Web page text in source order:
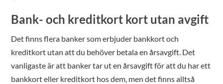
Bank- och kreditkort kort utan avgift
Det finns flera banker som erbjuder bankkort och
kreditkort utan att du behöver betala en årsavgift. Det
vanligaste är att banker tar ut en årsavgift för att du har ett
bankkort eller kreditkort hos dem, men det finns alltså